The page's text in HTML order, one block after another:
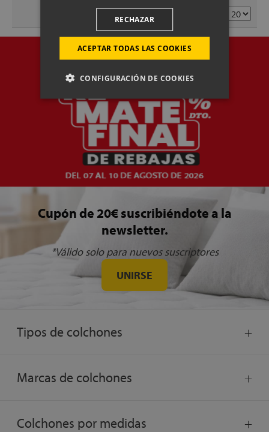
Cupón de 20€ suscribiéndote a la
newsletter.
*Válido solo para nuevos suscriptores
UNIRSE
Tipos de colchones
Marcas de colchones
Colchones por medidas
ACEPTAR TODAS LAS COOKIES
RECHAZAR
CONFIGURACIÓN DE COOKIES